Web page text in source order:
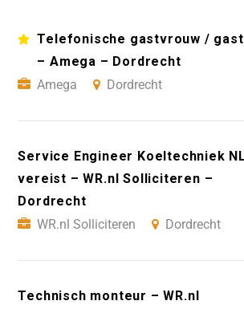
Telefonische gastvrouw /
– Amega – Dordrecht
Amega
Dordrecht
Service Engineer Koeltechniek
vereist – WR.nl Solliciteren –
Dordrecht
WR.nl Solliciteren
Dordrecht
Technisch monteur – WR.nl